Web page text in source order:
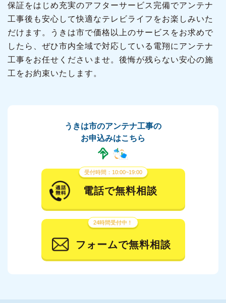
保証をはじめ充実のアフターサービス完備でアンテナ
工事後も安心して快適なテレビライフをお楽しみいた
だけます。うきは市で価格以上のサービスをお求めで
したら、ぜひ市内全域で対応している電翔にアンテナ
工事をお任せくださいませ。後悔が残らない安心の施
工をお約束いたします。
うきは市のアンテナ工事の
お申込みはこちら
受付時間：10:00~19:00
電話で無料相談
24時間受付中！
フォームで無料相談